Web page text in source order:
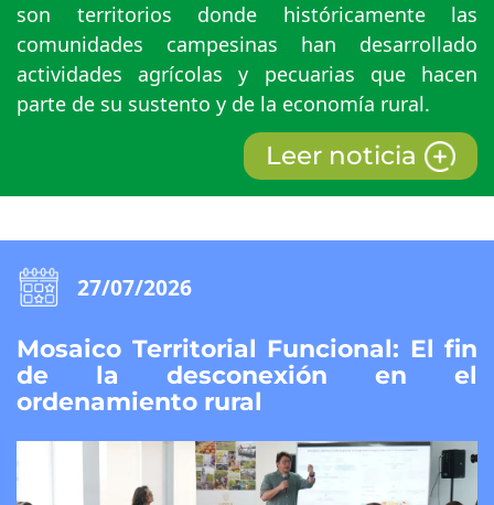
son territorios donde históricamente las
comunidades campesinas han desarrollado
actividades agrícolas y pecuarias que hacen
parte de su sustento y de la economía rural.
Leer noticia
27/07/2026
Mosaico Territorial Funcional: El fin
de la desconexión en el
ordenamiento rural